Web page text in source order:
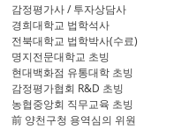
감정평가사 / 투자상담사
경희대학교 법학석사
전북대학교 법학박사(수료)
명지전문대학교 초빙
현대백화점 유통대학 초빙
감정평가협회 R&D 초빙
농협중앙회 직무교육 초빙
前 양천구청 용역심의 위원